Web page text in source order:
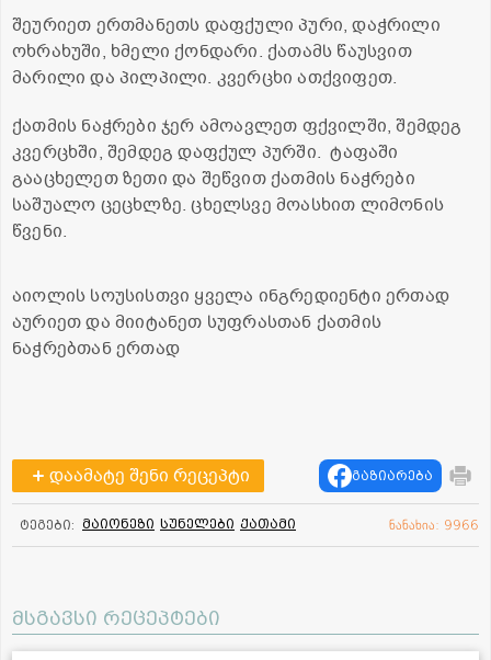
შეურიეთ ერთმანეთს დაფქული პური, დაჭრილი
ოხრახუში, ხმელი ქონდარი. ქათამს წაუსვით
მარილი და პილპილი. კვერცხი ათქვიფეთ.
ქათმის ნაჭრები ჯერ ამოავლეთ ფქვილში, შემდეგ
კვერცხში, შემდეგ დაფქულ პურში. ტაფაში
გააცხელეთ ზეთი და შეწვით ქათმის ნაჭრები
საშუალო ცეცხლზე. ცხელსვე მოასხით ლიმონის
წვენი.
აიოლის სოუსისთვი ყველა ინგრედიენტი ერთად
აურიეთ და მიიტანეთ სუფრასთან ქათმის
ნაჭრებთან ერთად
დაამატე შენი რეცეპტი გაზიარება
ტეგები: მაიონეზი სუნელები ქათამი ნანახია: 9966
მსგავსი რეცეპტები